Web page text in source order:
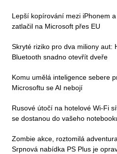
Lepší kopírování mezi iPhonem
zatlačil na Microsoft přes EU
Skryté riziko pro dva miliony aut:
Bluetooth snadno otevřít dveře
Komu umělá inteligence sebere
Microsoftu se AI nebojí
Rusové útočí na hotelové Wi-Fi
se dostanou do vašeho
Zombie akce, roztomilá
Srpnová nabídka PS Plus je